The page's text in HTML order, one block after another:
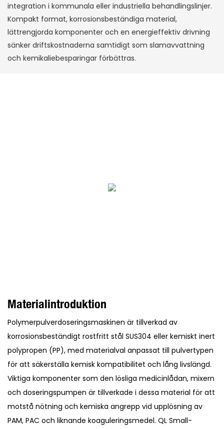
integration i kommunala eller industriella behandlingslinjer.
Kompakt format, korrosionsbeständiga material,
lättrengjorda komponenter och en energieffektiv drivning
sänker driftskostnaderna samtidigt som slamavvattning
och kemikaliebesparingar förbättras.
Materialintroduktion
Polymerpulverdoseringsmaskinen är tillverkad av
korrosionsbeständigt rostfritt stål SUS304 eller kemiskt inert
polypropen (PP), med materialval anpassat till pulvertypen
för att säkerställa kemisk kompatibilitet och lång livslängd.
Viktiga komponenter som den lösliga medicinlådan, mixern
och doseringspumpen är tillverkade i dessa material för att
motstå nötning och kemiska angrepp vid upplösning av
PAM, PAC och liknande koaguleringsmedel. QL Small-